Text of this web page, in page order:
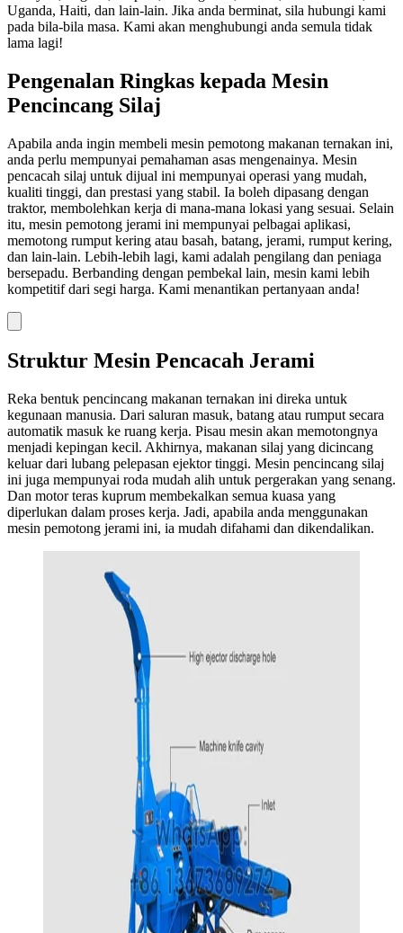
Uganda, Haiti, dan lain-lain. Jika anda berminat, sila hubungi kami
pada bila-bila masa. Kami akan menghubungi anda semula tidak
lama lagi!
Pengenalan Ringkas kepada Mesin
Pencincang Silaj
Apabila anda ingin membeli mesin pemotong makanan ternakan ini,
anda perlu mempunyai pemahaman asas mengenainya. Mesin
pencacah silaj untuk dijual ini mempunyai operasi yang mudah,
kualiti tinggi, dan prestasi yang stabil. Ia boleh dipasang dengan
traktor, membolehkan kerja di mana-mana lokasi yang sesuai. Selain
itu, mesin pemotong jerami ini mempunyai pelbagai aplikasi,
memotong rumput kering atau basah, batang, jerami, rumput kering,
dan lain-lain. Lebih-lebih lagi, kami adalah pengilang dan peniaga
bersepadu. Berbanding dengan pembekal lain, mesin kami lebih
kompetitif dari segi harga. Kami menantikan pertanyaan anda!
Struktur Mesin Pencacah Jerami
Reka bentuk pencincang makanan ternakan ini direka untuk
kegunaan manusia. Dari saluran masuk, batang atau rumput secara
automatik masuk ke ruang kerja. Pisau mesin akan memotongnya
menjadi kepingan kecil. Akhirnya, makanan silaj yang dicincang
keluar dari lubang pelepasan ejektor tinggi. Mesin pencincang silaj
ini juga mempunyai roda mudah alih untuk pergerakan yang senang.
Dan motor teras kuprum membekalkan semua kuasa yang
diperlukan dalam proses kerja. Jadi, apabila anda menggunakan
mesin pemotong jerami ini, ia mudah difahami dan dikendalikan.